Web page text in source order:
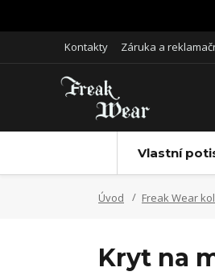
Kontakty Záruka a
Vlastní
Úvod Freak Wear
Kryt na